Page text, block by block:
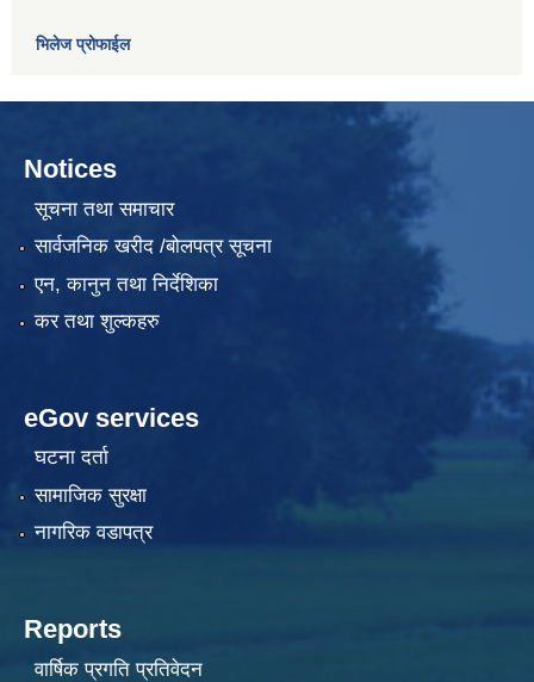
भिलेज प्रोफाईल
Notices
सूचना तथा समाचार
सार्वजनिक खरीद /बोलपत्र सूचना
एन, कानुन तथा निर्देशिका
कर तथा शुल्कहरु
eGov services
घटना दर्ता
सामाजिक सुरक्षा
नागरिक वडापत्र
Reports
वार्षिक प्रगति प्रतिवेदन